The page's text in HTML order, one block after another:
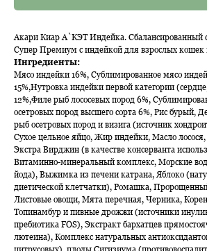
Акари Киар А`КЭТ Индейка. Сбалансированный
Супер Премиум с индейкой для взрослых кошек
Ингредиенты:
Мясо индейки 16%, Сублимированное мясо
15%,Нутровка индейки первой категории
12%,Филе рыб лососевых пород 6%,
осетровых пород высшего сорта 6%, Рис бурый,
рыб осетровых пород и визига (источник
Сухое цельное яйцо, Жир индейки, Масло
Экстра Вирджин (в качестве консерванта
Витаминно-минеральный комплекс, Морские
йода), Выжимка из печени катрана, Яблоко
диетической клетчатки), Ромашка,
Листовые овощи, Мята перечная, Черника,
Топинамбур и пивные дрожжи (источники
пребиотика FOS), Экстракт бархатцев
лютеина), Комплекс натуральных